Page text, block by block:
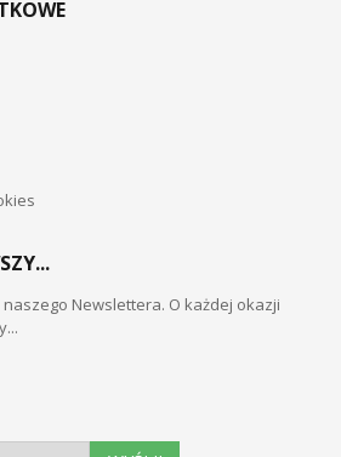
Newslettera. O każdej okazji